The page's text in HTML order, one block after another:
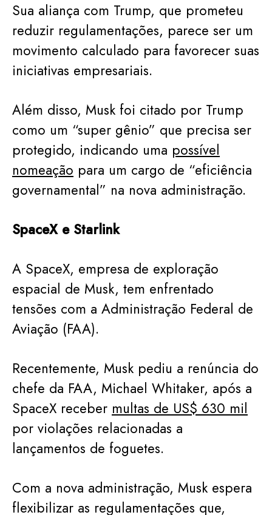
Sua aliança com Trump, que prometeu
reduzir regulamentações, parece ser um
movimento calculado para favorecer suas
iniciativas empresariais.
Além disso, Musk foi citado por Trump
como um “super gênio” que precisa ser
protegido, indicando uma possível
nomeação para um cargo de “eficiência
governamental” na nova administração.
SpaceX e Starlink
A SpaceX, empresa de exploração
espacial de Musk, tem enfrentado
tensões com a Administração Federal de
Aviação (FAA).
Recentemente, Musk pediu a renúncia do
chefe da FAA, Michael Whitaker, após a
SpaceX receber multas de US$ 630 mil
por violações relacionadas a
lançamentos de foguetes.
Com a nova administração, Musk espera
flexibilizar as regulamentações que,